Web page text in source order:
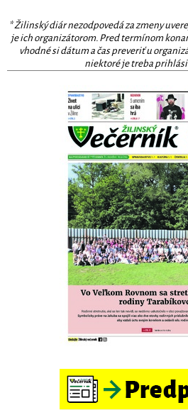
* Žilinský diár nezodpovedá za zmeny
je ich organizátorom. Pred termínom
vhodné si dátum a čas preveriť u
niektoré je treba